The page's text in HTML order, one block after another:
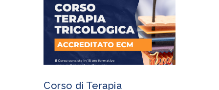
Corso di Terapia